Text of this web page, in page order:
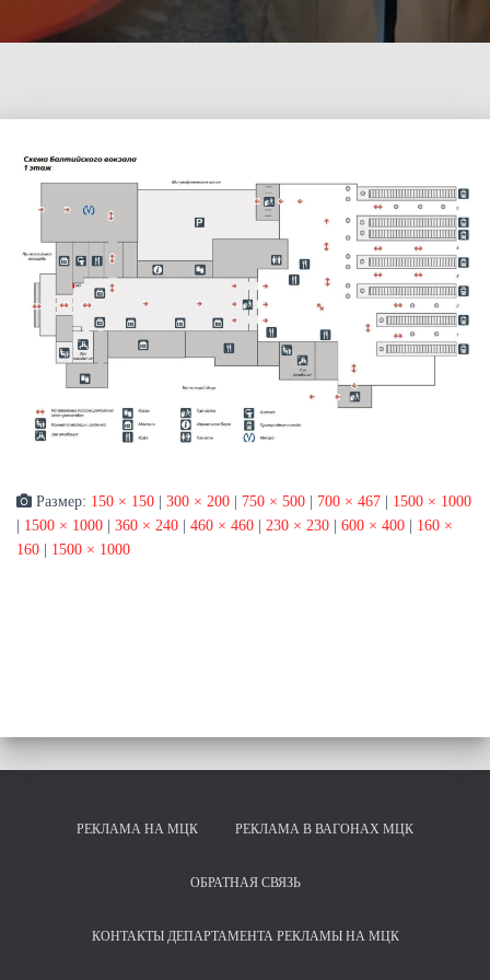
Размер: 150 × 150 | 300 × 200 | 750 × 500 | 700 × 467 | 1500 × 1000
| 1500 × 1000 | 360 × 240 | 460 × 460 | 230 × 230 | 600 × 400 | 160 ×
160 | 1500 × 1000
РЕКЛАМА НА МЦК РЕКЛАМА В ВАГОНАХ МЦК
ОБРАТНАЯ СВЯЗЬ
КОНТАКТЫ ДЕПАРТАМЕНТА РЕКЛАМЫ НА МЦК